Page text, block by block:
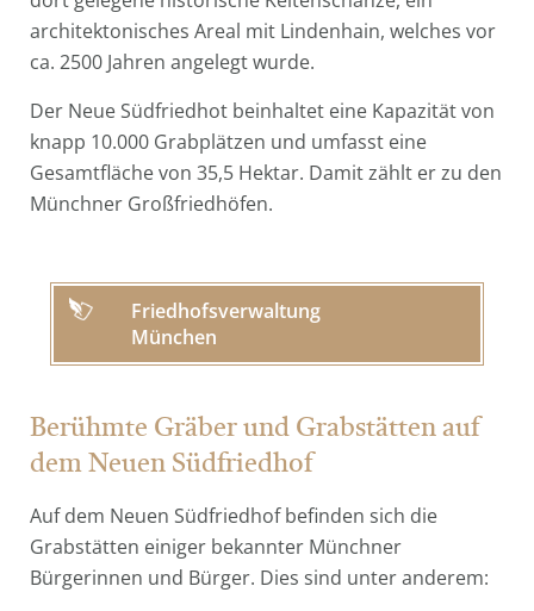
architektonisches Areal mit Lindenhain, welches vor
ca. 2500 Jahren angelegt wurde.
Der Neue Südfriedhot beinhaltet eine Kapazität von
knapp 10.000 Grabplätzen und umfasst eine
Gesamtfläche von 35,5 Hektar. Damit zählt er zu den
Münchner Großfriedhöfen.
Friedhofsverwaltung
München
Berühmte Gräber und Grabstätten auf
dem Neuen Südfriedhof
Auf dem Neuen Südfriedhof befinden sich die
Grabstätten einiger bekannter Münchner
Bürgerinnen und Bürger. Dies sind unter anderem: